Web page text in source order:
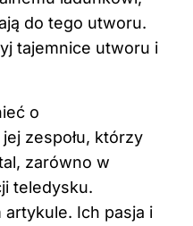
do tego utworu.
tajemnice utworu i
o
zespołu, którzy
zarówno w
teledysku.
artykule. Ich pasja i